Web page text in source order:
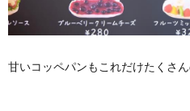
甘いコッペパンもこれだけたくさ